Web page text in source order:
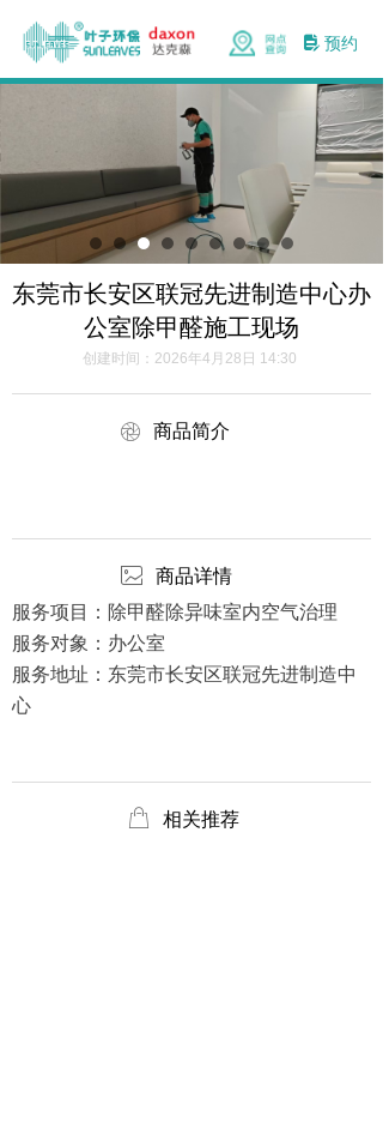
넖 预约
东莞市长安区联冠先进制造中心办
公室除甲醛施工现场
商品简介
创建时间： 2026年4月28日 14:30
商品详情
服务项目：除甲醛除异味室内空气治理
服务对象：办公室
服务地址：东莞市长安区联冠先进制造中
心
ꁵ
ꂈ
ꂆ 相关推荐